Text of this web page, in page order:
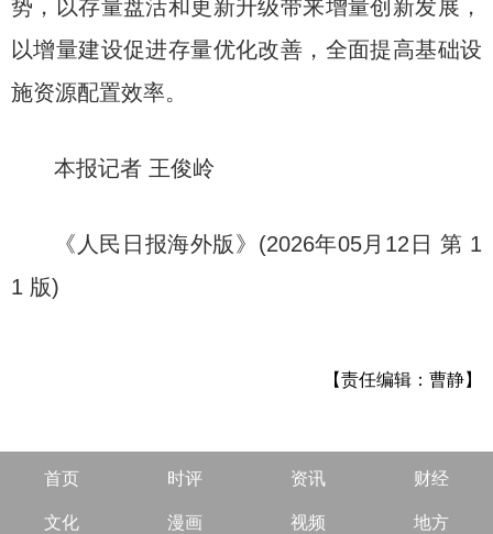
势，以存量盘活和更新升级带来增量创新发展，
以增量建设促进存量优化改善，全面提高基础设
施资源配置效率。
本报记者 王俊岭
《人民日报海外版》(2026年05月12日 第 1
1 版)
【责任编辑：曹静】
首页 时评 资讯 财经
文化 漫画 视频 地方